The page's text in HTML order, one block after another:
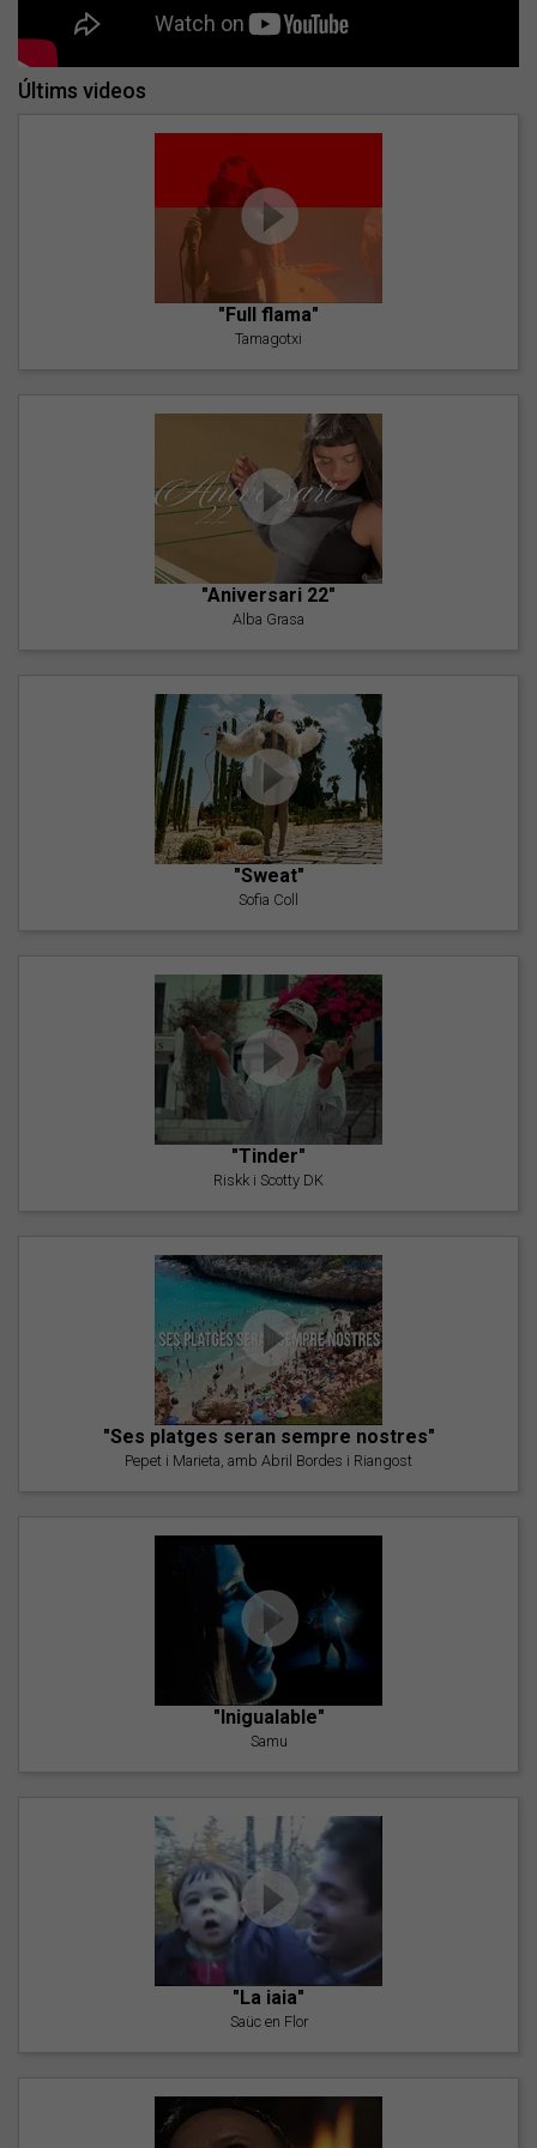
Últims videos
"Full flama"
Tamagotxi
"Aniversari 22"
Alba Grasa
"Sweat"
Sofia Coll
"Tinder"
Riskk i Scotty DK
"Ses platges seran sempre nostres"
Pepet i Marieta, amb Abril Bordes i Riangost
"Inigualable"
Samu
"La iaia"
Saüc en Flor